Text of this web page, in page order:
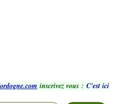
inscrivez vous : C'est ici